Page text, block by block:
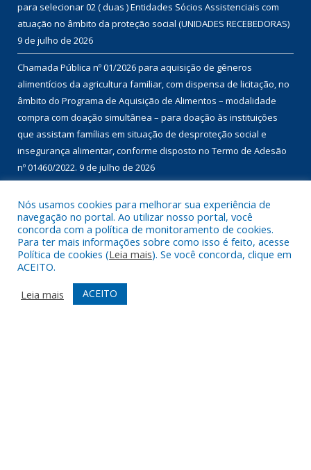
para selecionar 02 ( duas ) Entidades Sócios Assistenciais com
atuação no âmbito da proteção social (UNIDADES RECEBEDORAS)
9 de julho de 2026
Chamada Pública nº 01/2026 para aquisição de gêneros
alimentícios da agricultura familiar, com dispensa de licitação, no
âmbito do Programa de Aquisição de Alimentos – modalidade
compra com doação simultânea – para doação às instituições
que assistam famílias em situação de desproteção social e
insegurança alimentar, conforme disposto no Termo de Adesão
nº 01460/2022. 9 de julho de 2026
DESENVOLVIDO POR CR2
Nós usamos cookies para melhorar sua experiência de
navegação no portal. Ao utilizar nosso portal, você
concorda com a política de monitoramento de cookies.
Para ter mais informações sobre como isso é feito, acesse
Política de cookies (Leia mais). Se você concorda, clique em
ACEITO.
Leia mais
ACEITO